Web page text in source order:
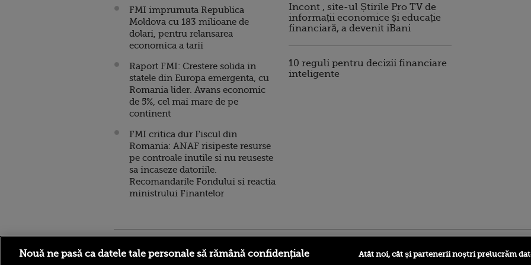
FMI imprumuta Republica
Moldova cu 183 milioane de
dolari, pentru relansarea
economica a tarii
Raport FMI: Crestere solida in
statele din Europa emergenta, cu
Romania lider. Avans economic
de 5%, cel mai mare de pe
continent
FMI critica dur Fiscul din
Romania: ANAF risipeste resurse
pe controale inutile si nu reuseste
sa incaseze datoriile.
Recomandarile Fondului si reactia
ministrului Finantelor
Incont , site-ul Știrile Pro TV de
informații economice și educație
financiară, a devenit iBani
10 reguli pentru decizii financiare
inteligente
Nouă ne pasă ca datele tale personale să rămână confidențiale Atât noi, cât și partenerii noștri prelucrăm